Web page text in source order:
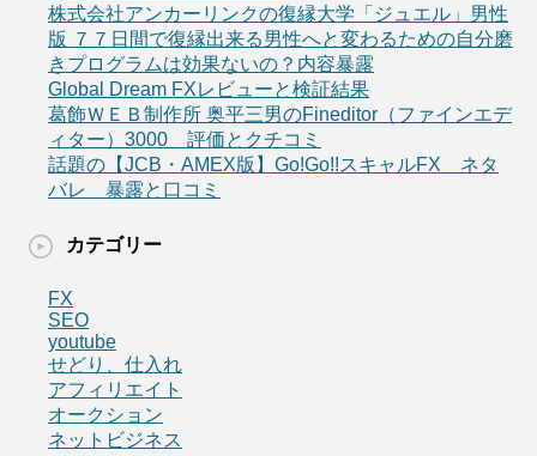
株式会社アンカーリンクの復縁大学「ジュエル」男性
版 ７７日間で復縁出来る男性へと変わるための自分磨
きプログラムは効果ないの？内容暴露
Global Dream FXレビューと検証結果
葛飾ＷＥＢ制作所 奥平三男のFineditor（ファインエデ
ィター）3000 評価とクチコミ
話題の【JCB・AMEX版】Go!Go!!スキャルFX ネタ
バレ 暴露と口コミ
カテゴリー
FX
SEO
youtube
せどり、仕入れ
アフィリエイト
オークション
ネットビジネス